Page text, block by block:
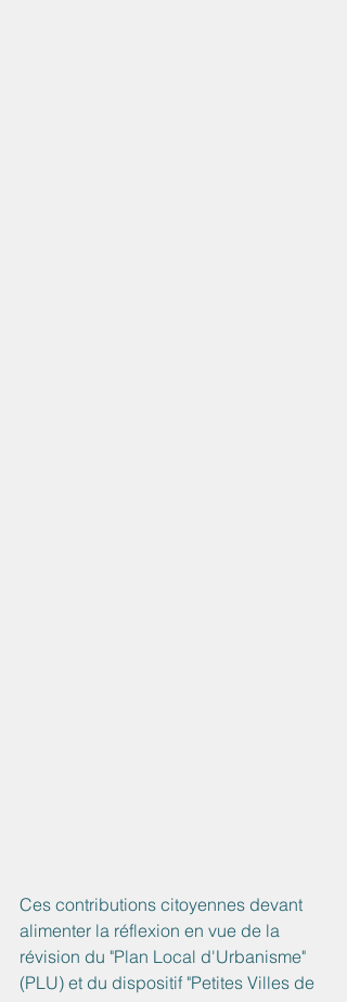
Ces contributions citoyennes devant
alimenter la réflexion en vue de la
révision du "Plan Local d'Urbanisme"
(PLU) et du dispositif "Petites Villes de